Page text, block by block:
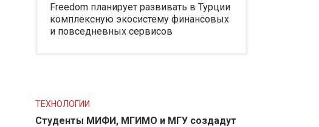
Freedom планирует развивать в Турции
комплексную экосистему финансовых
и повседневных сервисов
ТЕХНОЛОГИИ
Студенты МИФИ, МГИМО и МГУ создадут